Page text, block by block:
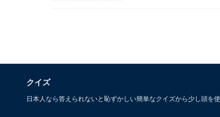
クイズ
日本人なら答えられないと恥ずかしい簡単なクイズから少し頭を